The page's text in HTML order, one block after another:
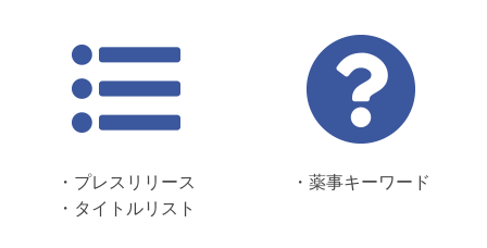
・プレスリリース
・タイトルリスト
・薬事キーワード